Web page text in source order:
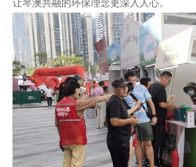
让琴澳共融的环保理念更深入人心。